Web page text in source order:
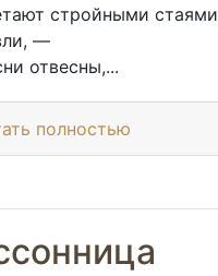
стройными стаями
—
отвесны,...
полностью